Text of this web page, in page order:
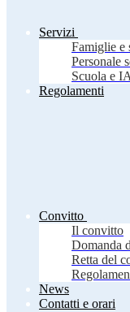
Servizi
Famiglie e
Personale
Scuola e IA
Regolamenti
Convitto
Il convitto
Domanda
Retta del
News
Contatti e orari